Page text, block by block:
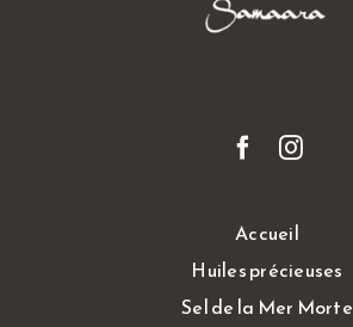
Accueil
Huiles précieuses
Sel de la Mer Morte